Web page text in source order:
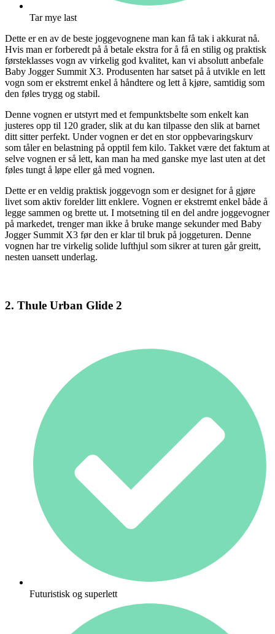
Tar mye last
Dette er en av de beste joggevognene man kan få tak i akkurat nå.
Hvis man er forberedt på å betale ekstra for å få en stilig og praktisk
førsteklasses vogn av virkelig god kvalitet, kan vi absolutt anbefale
Baby Jogger Summit X3. Produsenten har satset på å utvikle en lett
vogn som er ekstremt enkel å håndtere og lett å kjøre, samtidig som
den føles trygg og stabil.
Denne vognen er utstyrt med et fempunktsbelte som enkelt kan
justeres opp til 120 grader, slik at du kan tilpasse den slik at barnet
ditt sitter perfekt. Under vognen er det en stor oppbevaringskurv
som tåler en belastning på opptil fem kilo. Takket være det faktum at
selve vognen er så lett, kan man ha med ganske mye last uten at det
føles tungt å løpe eller gå med vognen.
Dette er en veldig praktisk joggevogn som er designet for å gjøre
livet som aktiv forelder litt enklere. Vognen er ekstremt enkel både å
legge sammen og brette ut. I motsetning til en del andre joggevogner
på markedet, trenger man ikke å bruke mange sekunder med Baby
Jogger Summit X3 før den er klar til bruk på joggeturen. Denne
vognen har tre virkelig solide lufthjul som sikrer at turen går greitt,
nesten uansett underlag.
2. Thule Urban Glide 2
Futuristisk og superlett